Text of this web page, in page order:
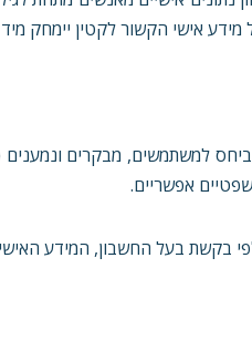
אישי הקשור לקטין יימחק מיד
למשתמשים, מבקרים ונמענים
אפשריים.
בקשת בעל החשבון, המידע